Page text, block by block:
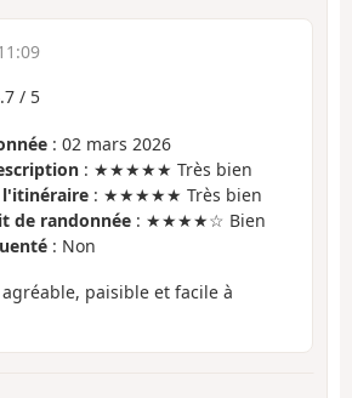
/ 5
: 02 mars 2026
: ★★★★★ Très bien
l'itinéraire : ★★★★★ Très bien
de randonnée : ★★★★☆ Bien
: Non
paisible et facile à